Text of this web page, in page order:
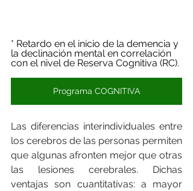
* Retardo en el inicio de la demencia y
la declinación mental en correlación
con el nivel de Reserva Cognitiva (RC).
Programa COGNITIVA
Las diferencias interindividuales entre
los cerebros de las personas permiten
que algunas afronten mejor que otras
las lesiones cerebrales. Dichas
ventajas son cuantitativas: a mayor